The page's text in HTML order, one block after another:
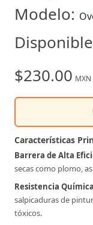
Modelo:
$230.00 MXN
Características
Barrera de Alta
secas como plomo,
Resistencia
salpicaduras de
tóxicos.